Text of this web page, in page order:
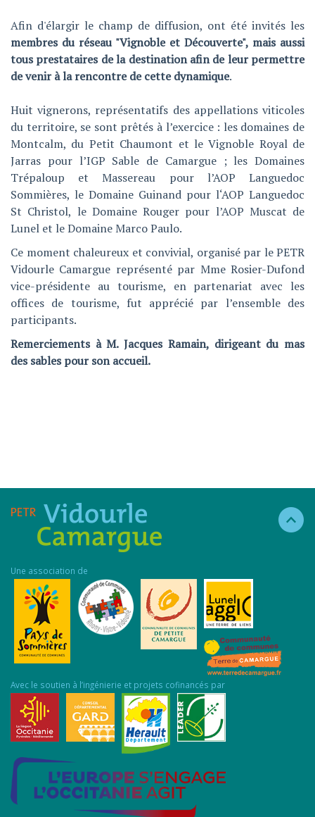
Afin d'élargir le champ de diffusion, ont été invités les
membres du réseau "Vignoble et Découverte", mais aussi
tous prestataires de la destination afin de leur permettre
de venir à la rencontre de cette dynamique.
Huit vignerons, représentatifs des appellations viticoles
du territoire, se sont prêtés à l’exercice : les domaines de
Montcalm, du Petit Chaumont et le Vignoble Royal de
Jarras pour l’IGP Sable de Camargue ; les Domaines
Trépaloup et Massereau pour l’AOP Languedoc
Sommières, le Domaine Guinand pour l‘AOP Languedoc
St Christol, le Domaine Rouger pour l’AOP Muscat de
Lunel et le Domaine Marco Paulo.
Ce moment chaleureux et convivial, organisé par le PETR
Vidourle Camargue représenté par Mme Rosier-Dufond
vice-présidente au tourisme, en partenariat avec les
offices de tourisme, fut apprécié par l’ensemble des
participants.
Remerciements à M. Jacques Ramain, dirigeant du mas
des sables pour son accueil.
Une association de
Avec le soutien à l’ingénierie et projets cofinancés par